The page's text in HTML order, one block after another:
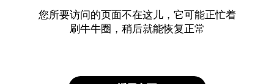
您所要访问的页面不在这儿，它可能正忙着
刷牛牛圈，稍后就能恢复正常